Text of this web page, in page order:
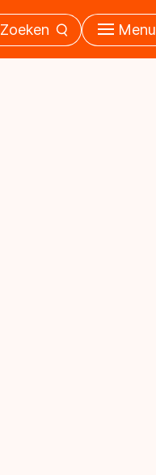
Zoeken Menu